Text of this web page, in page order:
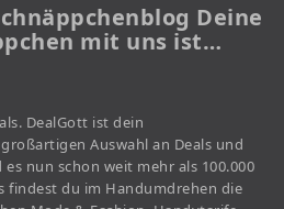
Deine
mit uns ist…
DealGott ist dein
Auswahl an Deals und
es nun schon weit mehr als 100.000
findest du im Handumdrehen die